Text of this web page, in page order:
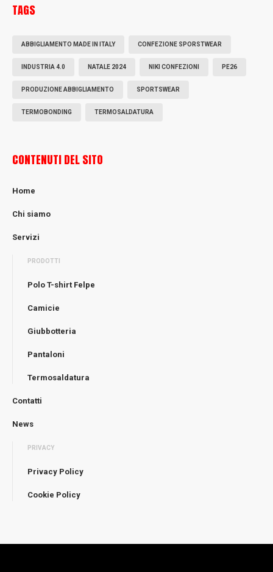
TAGS
ABBIGLIAMENTO MADE IN ITALY CONFEZIONE SPORSTWEAR
INDUSTRIA 4.0 NATALE 2024 NIKI CONFEZIONI PE26
PRODUZIONE ABBIGLIAMENTO SPORTSWEAR
TERMOBONDING TERMOSALDATURA
CONTENUTI DEL SITO
Home
Chi siamo
Servizi
PRODOTTI
Polo T-shirt Felpe
Camicie
Giubbotteria
Pantaloni
Termosaldatura
Contatti
News
PRIVACY
Privacy Policy
Cookie Policy